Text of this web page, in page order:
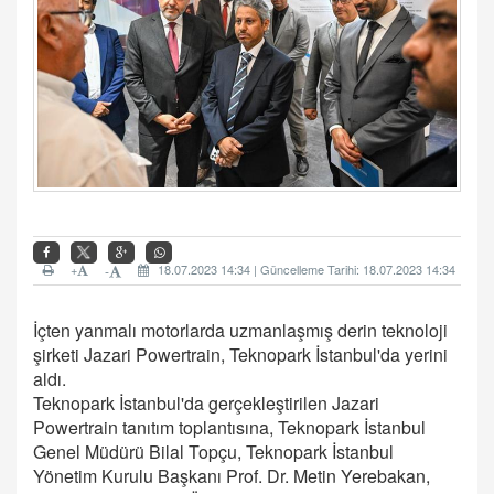
18.07.2023 14:34 | Güncelleme Tarihi: 18.07.2023 14:34
-
+
İçten yanmalı motorlarda uzmanlaşmış derin teknoloji
şirketi Jazari Powertrain, Teknopark İstanbul'da yerini
aldı.
Teknopark İstanbul'da gerçekleştirilen Jazari
Powertrain tanıtım toplantısına, Teknopark İstanbul
Genel Müdürü Bilal Topçu, Teknopark İstanbul
Yönetim Kurulu Başkanı Prof. Dr. Metin Yerebakan,